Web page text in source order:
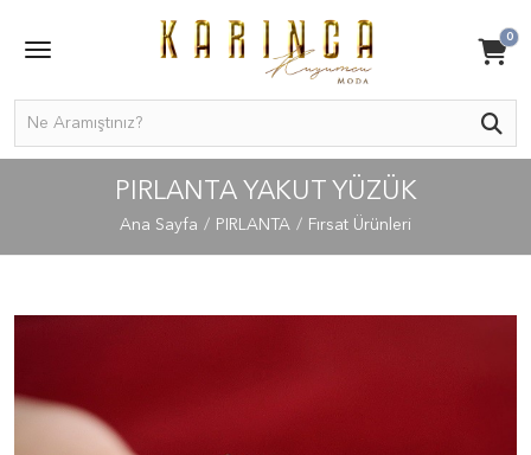
0
PIRLANTA YAKUT YÜZÜK
Ana Sayfa PIRLANTA Fırsat Ürünleri